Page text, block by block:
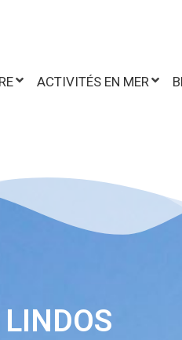
ACTIVITÉS EN MER